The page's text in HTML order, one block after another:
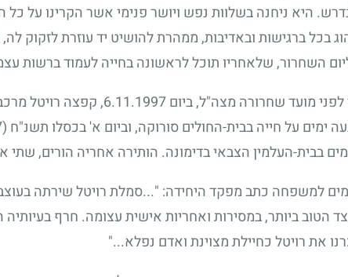
היא ניחנה בשלוות נפש ויושר פנימי אשר הקרינו על כל
בכל ברגישות ובאדיבות, ממהרת להושיט יד עוזרת לזקוק
השחרור, שלאחריו תוכל לראשונה בחייה לעמוד ברשות
לפני מועד שחרורה מצה"ל, ביום6.11.1997, קפצה רויטל
ימים על חייה בבית-החולים סורוקה, וביום א' בכסלו תשנ"ח (30.11.1997)
בבית-העלמין הצבאי בדימונה. הותירה אחריה הורים, שתי
למשפחה כתב מפקד היחידה: "...סמלת רויטל שירתה
הטוב ביותר, במסירות ואחריות אישית עצומה. חרף
את רויטל כחיילת מצוינת ואדם נפלא..."